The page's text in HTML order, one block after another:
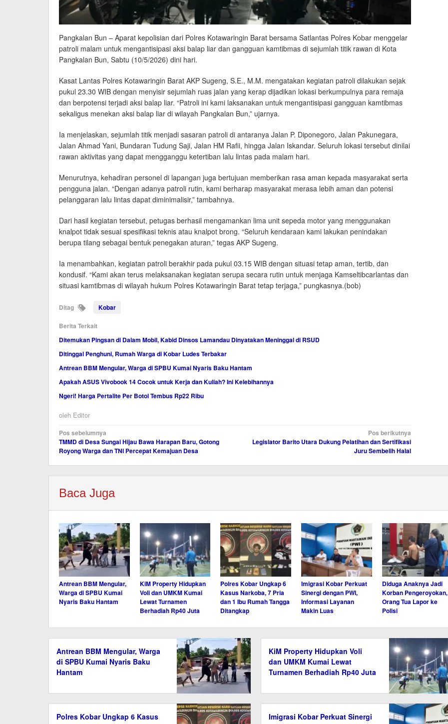
Pangkalan Bun – Aparat kepolisian dari Polres Kotawaringin Barat bersama Satlantas Polres Kobar menggelar
patroli malam untuk mengantisipasi aksi balap liar dan gangguan kamtibmas di sejumlah titik rawan di Kota
Pangkalan Bun, Sabtu (10/5/2026) dini hari.
Kasat Lantas Polres Kotawaringin Barat AKP Sugeng, S.E., M.M. mengatakan kegiatan patroli dilakukan sejak
pukul 23.30 WIB dengan menyisir sejumlah ruas jalan yang kerap dijadikan lokasi berkumpulnya para remaja
dan berpotensi terjadi aksi balap liar. “Patroli ini kami laksanakan untuk mengantisipasi gangguan kamtibmas
sekaligus menekan aksi balap liar di wilayah Pangkalan Bun,” ujarnya.
Ia menjelaskan, sejumlah titik menjadi sasaran patroli di antaranya Jalan P. Diponegoro, Jalan Pakunegara,
Jalan Ahmad Yani, Bundaran Tudung Saji, Jalan HM Rafii, hingga Jalan Iskandar. Seluruh lokasi tersebut dinilai
rawan aktivitas yang dapat mengganggu ketertiban lalu lintas pada malam hari.
Menurutnya, kehadiran personel di lapangan juga bertujuan memberikan rasa aman kepada masyarakat serta
pengguna jalan. “Dengan adanya patroli rutin, kami berharap masyarakat merasa lebih aman dan potensi
pelanggaran lalu lintas dapat diminimalisir,” tambahnya.
Dari hasil kegiatan tersebut, petugas berhasil mengamankan lima unit sepeda motor yang menggunakan
knalpot tidak sesuai spesifikasi teknis atau knalpot brong. “Seluruh kendaraan kami lakukan penindakan
berupa tilang sebagai bentuk penegakan aturan,” tegas AKP Sugeng.
Ia menambahkan, kegiatan patroli berakhir pada pukul 03.15 WIB dengan situasi tetap aman, tertib, dan
kondusif. “Kami akan terus melaksanakan kegiatan serupa secara rutin untuk menjaga Kamseltibcarlantas dan
situasi kamtibmas di wilayah hukum Polres Kotawaringin Barat tetap terjaga,” pungkasnya.(bob)
Ditag Kobar
Berita Terkait
Ditemukan Pingsan di Dalam Mobil, Kabid Dinsos Lamandau Dinyatakan Meninggal di RSUD
Ditinggal Penghuni, Rumah Warga di Kobar Ludes Terbakar
Antrean BBM Mengular, Warga di SPBU Kumai Nyaris Baku Hantam
Apakah ASUS Vivobook 14 Cocok untuk Kerja dan Kuliah? Ini Kelebihannya
Ngeri! Harga Pertalite Per Botol Tembus Rp22 Ribu
oleh Editor
Navigasi
pos
Pos sebelumnya
TMMD di Desa Sungai Hijau Bawa Harapan Baru, Gotong
Royong Warga dan TNI Percepat Kemajuan Desa
Pos berikutnya
Legislator Barito Utara Dukung Pelatihan dan Sertifikasi
Juru Sembelih Halal
Baca Juga
Antrean BBM Mengular,
Warga di SPBU Kumai
Nyaris Baku Hantam
KiM Property Hidupkan
Voli dan UMKM Kumai
Lewat Turnamen
Berhadiah Rp40 Juta
Polres Kobar Ungkap 6
Kasus Narkoba, 7 Pria
dan 1 Ibu Rumah Tangga
Ditangkap
Imigrasi Kobar Perkuat
Sinergi dengan PWI,
Informasi Layanan
Makin Luas
Diduga Anaknya Jadi
Korban Pengeroyokan,
Orang Tua Lapor ke
Polisi
Antrean BBM Mengular, Warga
di SPBU Kumai Nyaris Baku
Hantam
KiM Property Hidupkan Voli
dan UMKM Kumai Lewat
Turnamen Berhadiah Rp40 Juta
Polres Kobar Ungkap 6 Kasus
Imigrasi Kobar Perkuat Sinergi